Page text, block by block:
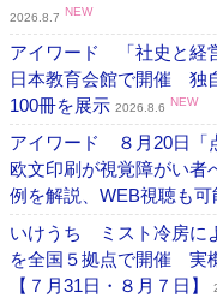
2026.8.7 NEW
アイワード 「社史と経
日本教育会館で開催 独
100冊を展示 2026.8.6 NEW
アイワード ８月20日「
欧文印刷が視覚障がい者
例を解説、WEB視聴も可
いけうち ミスト冷房に
を全国５拠点で開催 実
【７月31日・８月７日】